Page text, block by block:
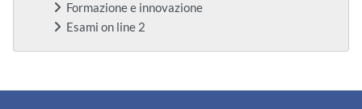
Formazione e innovazione
Esami on line 2
Blocchi supplementari